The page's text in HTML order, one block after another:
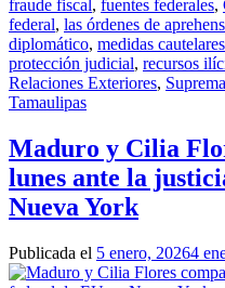
fraude fiscal, fuentes federales,
federal, las órdenes de
diplomático, medidas cautelares
protección judicial, recursos
Relaciones Exteriores,
Tamaulipas
Maduro y Cilia
lunes ante la
Nueva York
Publicada el 5 enero, 20264